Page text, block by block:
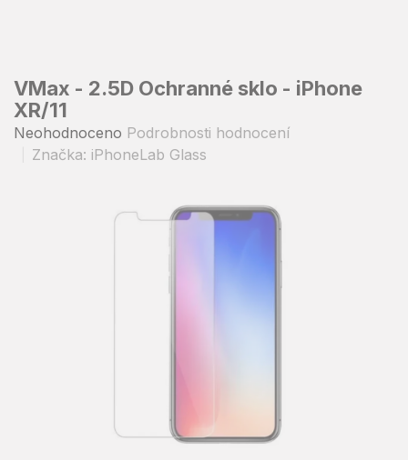
VMax - 2.5D Ochranné sklo - iPhone
XR/11
Průměrné
hodnocení
Neohodnoceno Podrobnosti hodnocení
Značka: iPhoneLab Glass